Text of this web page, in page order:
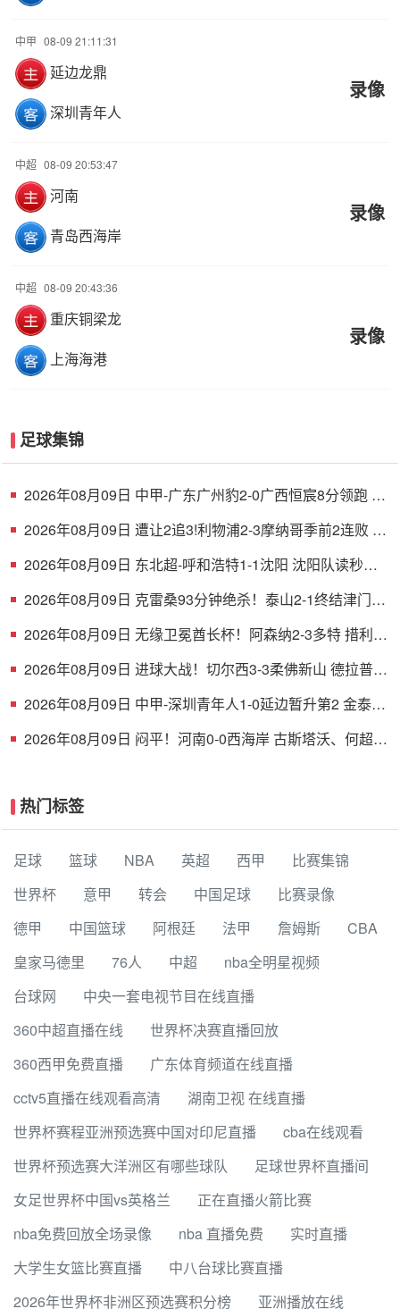
中甲 08-09 21:11:31
延边龙鼎
深圳青年人
录像
中超 08-09 20:53:47
河南
青岛西海岸
录像
中超 08-09 20:43:36
重庆铜梁龙
上海海港
录像
足球集锦
2026年08月09日 中甲-广东广州豹2-0广西恒宸8分领跑 卡
2026年08月09日 遭让2追3!利物浦2-3摩纳哥季前2连败 伊
2026年08月09日 东北超-呼和浩特1-1沈阳 沈阳队读秒完
2026年08月09日 克雷桑93分钟绝杀！泰山2-1终结津门虎
2026年08月09日 无缘卫冕酋长杯！阿森纳2-3多特 措利斯
2026年08月09日 进球大战！切尔西3-3柔佛新山 德拉普双
2026年08月09日 中甲-深圳青年人1-0延边暂升第2 金泰延
2026年08月09日 闷平！河南0-0西海岸 古斯塔沃、何超中
热门标签
足球 篮球 NBA 英超 西甲
比赛集锦
世界杯
意甲 转会 中国足球
比赛录像
德甲
中国篮球 阿根廷 法甲 詹姆斯
CBA
皇家马德里
76人 中超
nba全明星视频
台球网
中央一套电视节目在线直播
360中超直播在线
世界杯决赛直播回放
360西甲免费直播
广东体育频道在线直播
cctv5直播在线观看高清
湖南卫视 在线直播
世界杯赛程亚洲预选赛中国对印尼直播
cba在线观看
世界杯预选赛大洋洲区有哪些球队
足球世界杯直播间
女足世界杯中国vs英格兰
正在直播火箭比赛
nba免费回放全场录像
nba 直播免费
实时直播
大学生女篮比赛直播
中八台球比赛直播
2026年世界杯非洲区预选赛积分榜
亚洲播放在线